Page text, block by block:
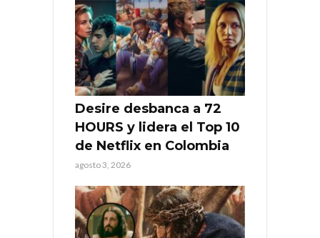
Desire desbanca a 72
HOURS y lidera el Top 10
de Netflix en Colombia
agosto 3, 2026